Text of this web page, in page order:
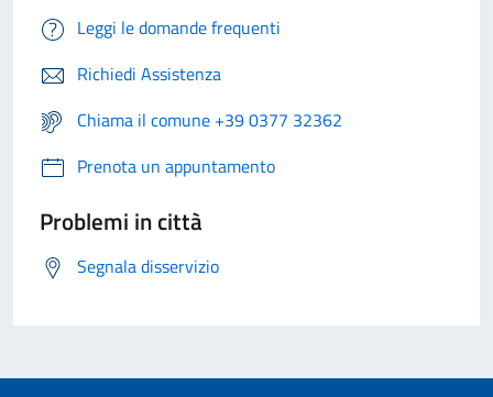
Leggi le domande frequenti
Richiedi Assistenza
Chiama il comune +39 0377 32362
Prenota un appuntamento
Problemi in città
Segnala disservizio